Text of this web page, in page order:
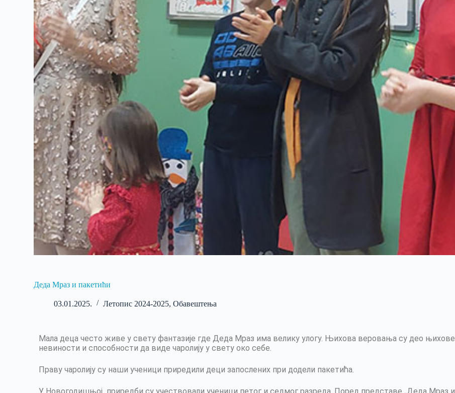
Деда Мраз и пакетићи
03.01.2025. Летопис 2024-2025,Обавештења
Мала деца често живе у свету фантазије где Деда Мраз има велику улогу. Њихова веровања су део њихове
невиности и способности да виде чаролију у свету око себе.
Праву чаролију су наши ученици приредили деци запослених при додели пакетића.